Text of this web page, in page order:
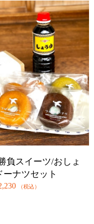
負スイーツ/おしょ
ーナツセット
（税込）